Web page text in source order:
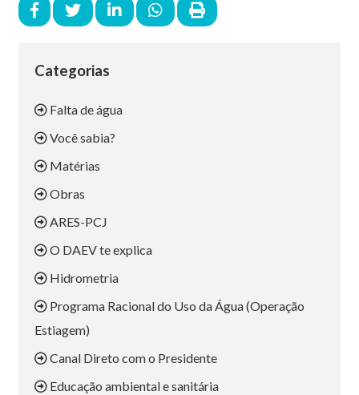
Categorias
Falta de água
Você sabia?
Matérias
Obras
ARES-PCJ
O DAEV te explica
Hidrometria
Programa Racional do Uso da Água (Operação
Estiagem)
Canal Direto com o Presidente
Educação ambiental e sanitária